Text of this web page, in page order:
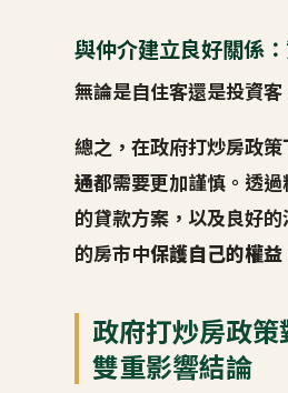
與仲介建立良好關係
無論是自住客還是投資
總之，在政府打炒房政策
通都需要更加謹慎。透
的貸款方案，以及良好
的房市中保護自己的權
政府打炒房政
雙重影響結論